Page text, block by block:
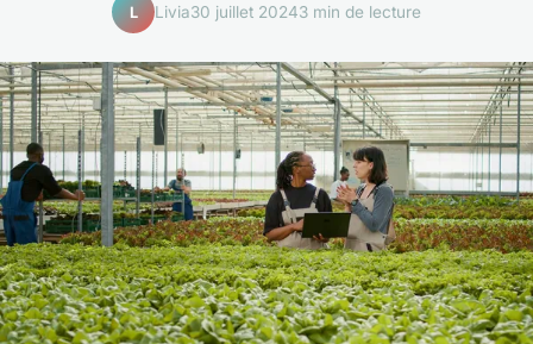
L Livia30 juillet 20243 min de lecture